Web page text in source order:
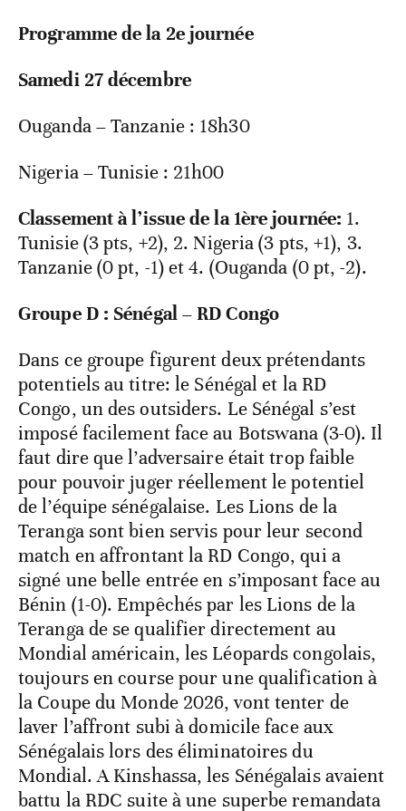
Programme de la 2ejournée
Samedi 27 décembre
Ouganda – Tanzanie : 18h30
Nigeria – Tunisie : 21h00
Classement à l’issue de la 1ère journée: 1.
Tunisie (3 pts, +2), 2. Nigeria (3 pts, +1), 3.
Tanzanie (0 pt, -1) et 4. (Ouganda (0 pt, -2).
Groupe D : Sénégal – RD Congo
Dans ce groupe figurent deux prétendants
potentiels au titre: le Sénégal et la RD
Congo, un des outsiders. Le Sénégal s’est
imposé facilement face au Botswana (3-0). Il
faut dire que l’adversaire était trop faible
pour pouvoir juger réellement le potentiel
de l’équipe sénégalaise. Les Lions de la
Teranga sont bien servis pour leur second
match en affrontant la RD Congo, qui a
signé une belle entrée en s’imposant face au
Bénin (1-0). Empêchés par les Lions de la
Teranga de se qualifier directement au
Mondial américain, les Léopards congolais,
toujours en course pour une qualification à
la Coupe du Monde 2026, vont tenter de
laver l’affront subi à domicile face aux
Sénégalais lors des éliminatoires du
Mondial. A Kinshassa, les Sénégalais avaient
battu la RDC suite à une superbe remandata